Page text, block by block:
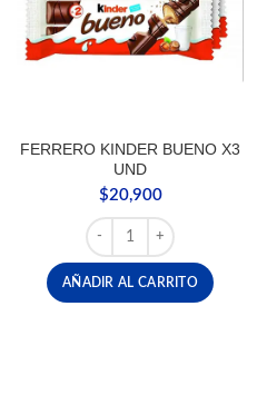
FERRERO KINDER BUENO X3
UND
$20,900
FERRERO KINDER
AÑADIR AL CARRITO